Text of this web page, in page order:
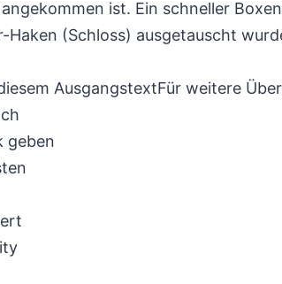
angekommen ist. Ein schneller
Haken (Schloss) ausgetauscht
AusgangstextFür weitere
geben